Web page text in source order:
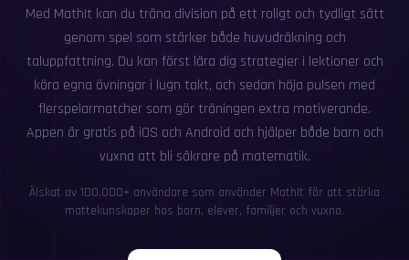
Med MathIt kan du träna division på ett roligt och tydligt sätt
genom spel som stärker både huvudräkning och
taluppfattning. Du kan först lära dig strategier i lektioner och
köra egna övningar i lugn takt, och sedan höja pulsen med
flerspelarmatcher som gör träningen extra motiverande.
Appen är gratis på iOS och Android och hjälper både barn och
vuxna att bli säkrare på matematik.
Älskat av 100,000+ användare som använder MathIt för att stärka
mattekunskaper hos barn, elever, familjer och vuxna.